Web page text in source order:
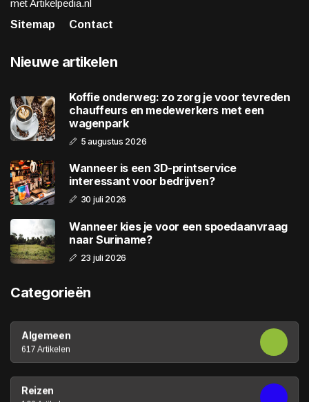
met Artikelpedia.nl
Sitemap
Contact
Nieuwe artikelen
Koffie onderweg: zo zorg je voor tevreden
chauffeurs en medewerkers met een
wagenpark
5 augustus 2026
Wanneer is een 3D-printservice
interessant voor bedrijven?
30 juli 2026
Wanneer kies je voor een spoedaanvraag
naar Suriname?
23 juli 2026
Categorieën
Algemeen
617 Artikelen
Reizen